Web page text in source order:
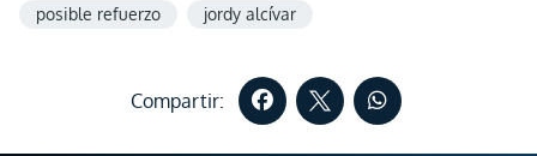
posible refuerzo
jordy alcívar
Compartir: